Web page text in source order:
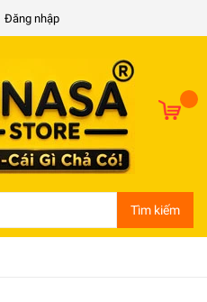
Đăng nhập
Tìm kiếm